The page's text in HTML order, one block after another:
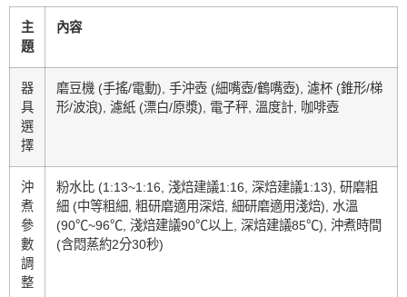
主
題
內容
器
具
選
擇
磨豆機 (手搖/電動), 手沖壺 (細嘴壺/鶴嘴壺), 濾杯 (錐形/梯
形/波浪), 濾紙 (漂白/原漿), 電子秤, 溫度計, 咖啡壺
沖
煮
參
數
調
整
粉水比 (1:13~1:16, 淺焙建議1:16, 深焙建議1:13), 研磨粗
細 (中等粗細, 粗研磨適用深焙, 細研磨適用淺焙), 水溫
(90℃~96℃, 淺焙建議90℃以上, 深焙建議85℃), 沖煮時間
(含悶蒸約2分30秒)